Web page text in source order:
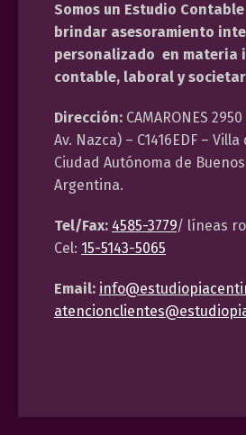
Somos un Estudio
brindar asesoramiento
personalizado en materia
contable, laboral y
Dirección: CAMARONES
Av. Nazca) – C1416EDF –
Ciudad Autónoma de
Argentina.
Tel/Fax: 4585-3779/ líneas
Cel: 15-5143-5065
Email: